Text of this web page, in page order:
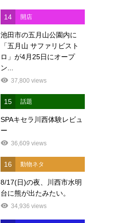
14 開店
池田市の五月山公園内に
「五月山 サファリビスト
ロ」が4月25日にオープ
ン...
37,800 views
15 話題
SPAキセラ川西体験レビュ
ー
36,609 views
16 動物ネタ
8/17(日)の夜、川西市水明
台に熊が出たみたい。
34,936 views